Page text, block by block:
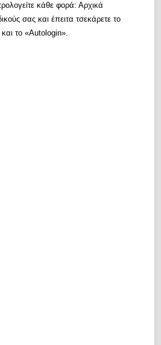
κάθε φορά: Αρχικά
σας και έπειτα τσεκάρετε το
το «Autologin».